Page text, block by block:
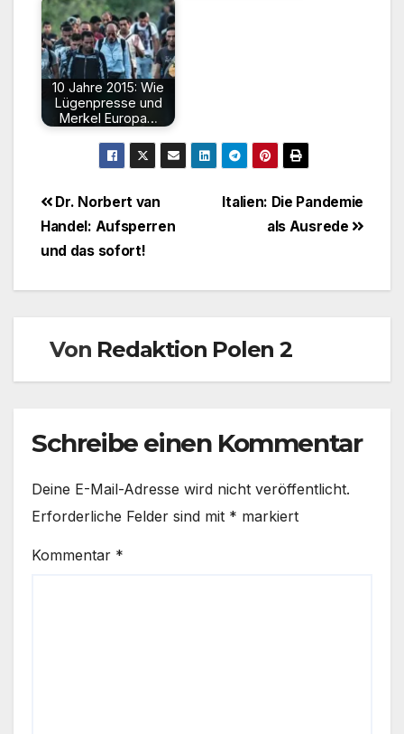
10 Jahre 2015: Wie
Lügenpresse und
Merkel Europa…
Beitragsnavigation
Italien: Die Pandemie
als Ausrede
Dr. Norbert van
Handel: Aufsperren
und das sofort!
Von Redaktion Polen 2
Schreibe einen Kommentar
Deine E-Mail-Adresse wird nicht veröffentlicht.
Erforderliche Felder sind mit * markiert
Kommentar *